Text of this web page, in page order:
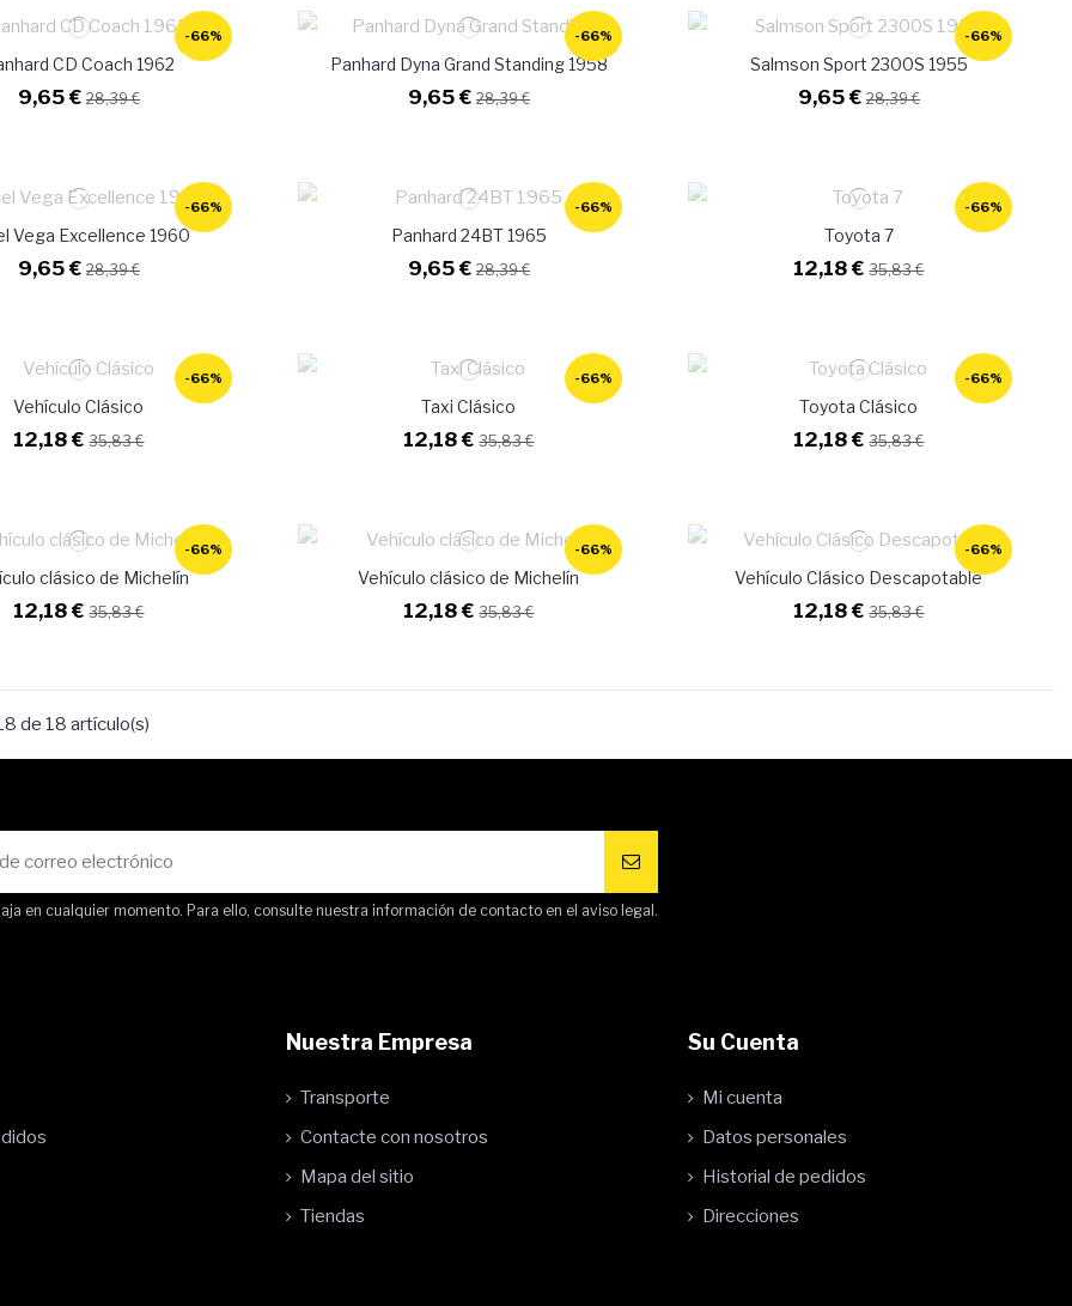
-66%
CD Coach 1962
9,65 € 28,39 €
-66%
Panhard Dyna Grand Standing 1958
9,65 € 28,39 €
-66%
Salmson Sport 2300S 1955
9,65 € 28,39 €
-66%
Vega Excellence 1960
9,65 € 28,39 €
-66%
Panhard 24BT 1965
9,65 € 28,39 €
-66%
Toyota 7
12,18 €35,83 €
-66%
Vehículo Clásico
12,18 €35,83 €
-66%
Taxi Clásico
12,18 €35,83 €
-66%
Toyota Clásico
12,18 €35,83 €
-66%
clásico de Michelín
12,18 €35,83 €
-66%
Vehículo clásico de Michelín
12,18 €35,83 €
-66%
Vehículo Clásico Descapotable
12,18 €35,83 €
de 18 artículo(s)
en cualquier momento. Para ello, consulte nuestra información de contacto en el aviso legal.
Nuestra Empresa
Transporte
Contacte con nosotros
Mapa del sitio
Tiendas
Su Cuenta
Mi cuenta
Datos personales
Historial de pedidos
Direcciones